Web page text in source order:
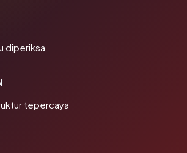
diperiksa
tepercaya